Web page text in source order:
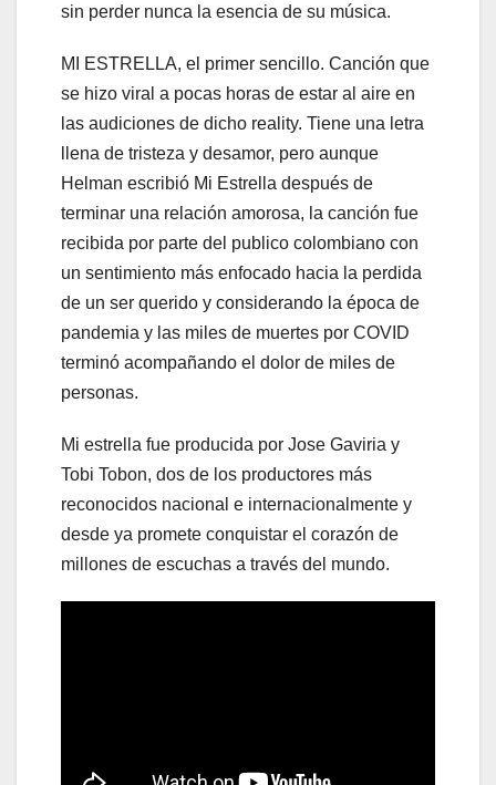
sin perder nunca la esencia de su música.
MI ESTRELLA, el primer sencillo. Canción que
se hizo viral a pocas horas de estar al aire en
las audiciones de dicho reality. Tiene una letra
llena de tristeza y desamor, pero aunque
Helman escribió Mi Estrella después de
terminar una relación amorosa, la canción fue
recibida por parte del publico colombiano con
un sentimiento más enfocado hacia la perdida
de un ser querido y considerando la época de
pandemia y las miles de muertes por COVID
terminó acompañando el dolor de miles de
personas.
Mi estrella fue producida por Jose Gaviria y
Tobi Tobon, dos de los productores más
reconocidos nacional e internacionalmente y
desde ya promete conquistar el corazón de
millones de escuchas a través del mundo.